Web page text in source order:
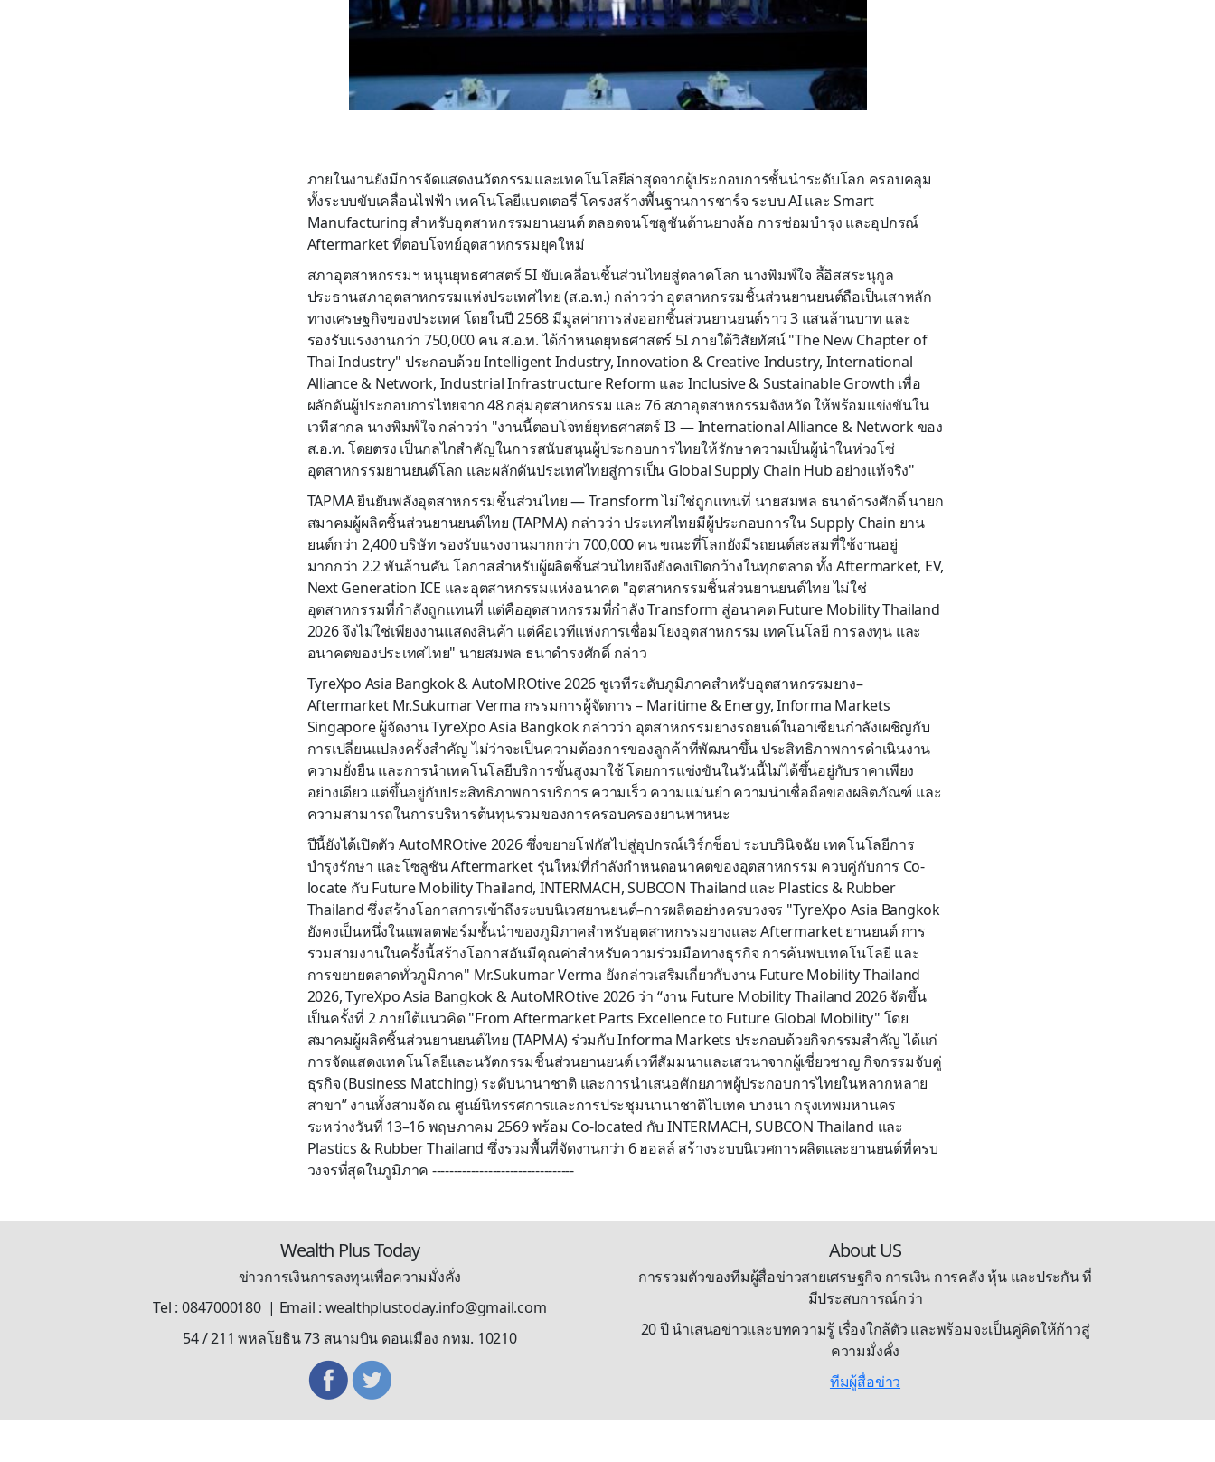
ภายในงานยังมีการจัดแสดงนวัตกรรมและเทคโนโลยีล่าสุดจากผู้ประกอบการชั้นนำระดับโลก ครอบคลุม
ทั้งระบบขับเคลื่อนไฟฟ้า เทคโนโลยีแบตเตอรี่ โครงสร้างพื้นฐานการชาร์จ ระบบ AI และ Smart
Manufacturing สำหรับอุตสาหกรรมยานยนต์ ตลอดจนโซลูชันด้านยางล้อ การซ่อมบำรุง และอุปกรณ์
Aftermarket ที่ตอบโจทย์อุตสาหกรรมยุคใหม่
สภาอุตสาหกรรมฯ หนุนยุทธศาสตร์ 5I ขับเคลื่อนชิ้นส่วนไทยสู่ตลาดโลก นางพิมพ์ใจ ลี้อิสสระนุกูล
ประธานสภาอุตสาหกรรมแห่งประเทศไทย (ส.อ.ท.) กล่าวว่า อุตสาหกรรมชิ้นส่วนยานยนต์ถือเป็นเสาหลัก
ทางเศรษฐกิจของประเทศ โดยในปี 2568 มีมูลค่าการส่งออกชิ้นส่วนยานยนต์ราว 3 แสนล้านบาท และ
รองรับแรงงานกว่า 750,000 คน ส.อ.ท. ได้กำหนดยุทธศาสตร์ 5I ภายใต้วิสัยทัศน์ "The New Chapter of
Thai Industry" ประกอบด้วย Intelligent Industry, Innovation & Creative Industry, International
Alliance & Network, Industrial Infrastructure Reform และ Inclusive & Sustainable Growth เพื่อ
ผลักดันผู้ประกอบการไทยจาก 48 กลุ่มอุตสาหกรรม และ 76 สภาอุตสาหกรรมจังหวัด ให้พร้อมแข่งขันใน
เวทีสากล นางพิมพ์ใจ กล่าวว่า "งานนี้ตอบโจทย์ยุทธศาสตร์ I3 — International Alliance & Network ของ
ส.อ.ท. โดยตรง เป็นกลไกสำคัญในการสนับสนุนผู้ประกอบการไทยให้รักษาความเป็นผู้นำในห่วงโซ่
อุตสาหกรรมยานยนต์โลก และผลักดันประเทศไทยสู่การเป็น Global Supply Chain Hub อย่างแท้จริง"
TAPMA ยืนยันพลังอุตสาหกรรมชิ้นส่วนไทย — Transform ไม่ใช่ถูกแทนที่ นายสมพล ธนาดำรงศักดิ์ นายก
สมาคมผู้ผลิตชิ้นส่วนยานยนต์ไทย (TAPMA) กล่าวว่า ประเทศไทยมีผู้ประกอบการใน Supply Chain ยาน
ยนต์กว่า 2,400 บริษัท รองรับแรงงานมากกว่า 700,000 คน ขณะที่โลกยังมีรถยนต์สะสมที่ใช้งานอยู่
มากกว่า 2.2 พันล้านคัน โอกาสสำหรับผู้ผลิตชิ้นส่วนไทยจึงยังคงเปิดกว้างในทุกตลาด ทั้ง Aftermarket, EV,
Next Generation ICE และอุตสาหกรรมแห่งอนาคต "อุตสาหกรรมชิ้นส่วนยานยนต์ไทย ไม่ใช่
อุตสาหกรรมที่กำลังถูกแทนที่ แต่คืออุตสาหกรรมที่กำลัง Transform สู่อนาคต Future Mobility Thailand
2026 จึงไม่ใช่เพียงงานแสดงสินค้า แต่คือเวทีแห่งการเชื่อมโยงอุตสาหกรรม เทคโนโลยี การลงทุน และ
อนาคตของประเทศไทย" นายสมพล ธนาดำรงศักดิ์ กล่าว
TyreXpo Asia Bangkok & AutoMROtive 2026 ชูเวทีระดับภูมิภาคสำหรับอุตสาหกรรมยาง–
Aftermarket Mr.Sukumar Verma กรรมการผู้จัดการ – Maritime & Energy, Informa Markets
Singapore ผู้จัดงาน TyreXpo Asia Bangkok กล่าวว่า อุตสาหกรรมยางรถยนต์ในอาเซียนกำลังเผชิญกับ
การเปลี่ยนแปลงครั้งสำคัญ ไม่ว่าจะเป็นความต้องการของลูกค้าที่พัฒนาขึ้น ประสิทธิภาพการดำเนินงาน
ความยั่งยืน และการนำเทคโนโลยีบริการขั้นสูงมาใช้ โดยการแข่งขันในวันนี้ไม่ได้ขึ้นอยู่กับราคาเพียง
อย่างเดียว แต่ขึ้นอยู่กับประสิทธิภาพการบริการ ความเร็ว ความแม่นยำ ความน่าเชื่อถือของผลิตภัณฑ์ และ
ความสามารถในการบริหารต้นทุนรวมของการครอบครองยานพาหนะ
ปีนี้ยังได้เปิดตัว AutoMROtive 2026 ซึ่งขยายโฟกัสไปสู่อุปกรณ์เวิร์กช็อป ระบบวินิจฉัย เทคโนโลยีการ
บำรุงรักษา และโซลูชัน Aftermarket รุ่นใหม่ที่กำลังกำหนดอนาคตของอุตสาหกรรม ควบคู่กับการ Co-
locate กับ Future Mobility Thailand, INTERMACH, SUBCON Thailand และ Plastics & Rubber
Thailand ซึ่งสร้างโอกาสการเข้าถึงระบบนิเวศยานยนต์–การผลิตอย่างครบวงจร "TyreXpo Asia Bangkok
ยังคงเป็นหนึ่งในแพลตฟอร์มชั้นนำของภูมิภาคสำหรับอุตสาหกรรมยางและ Aftermarket ยานยนต์ การ
รวมสามงานในครั้งนี้สร้างโอกาสอันมีคุณค่าสำหรับความร่วมมือทางธุรกิจ การค้นพบเทคโนโลยี และ
การขยายตลาดทั่วภูมิภาค" Mr.Sukumar Verma ยังกล่าวเสริมเกี่ยวกับงาน Future Mobility Thailand
2026, TyreXpo Asia Bangkok & AutoMROtive 2026 ว่า “งาน Future Mobility Thailand 2026 จัดขึ้น
เป็นครั้งที่ 2 ภายใต้แนวคิด "From Aftermarket Parts Excellence to Future Global Mobility" โดย
สมาคมผู้ผลิตชิ้นส่วนยานยนต์ไทย (TAPMA) ร่วมกับ Informa Markets ประกอบด้วยกิจกรรมสำคัญ ได้แก่
การจัดแสดงเทคโนโลยีและนวัตกรรมชิ้นส่วนยานยนต์ เวทีสัมมนาและเสวนาจากผู้เชี่ยวชาญ กิจกรรมจับคู่
ธุรกิจ (Business Matching) ระดับนานาชาติ และการนำเสนอศักยภาพผู้ประกอบการไทยในหลากหลาย
สาขา” งานทั้งสามจัด ณ ศูนย์นิทรรศการและการประชุมนานาชาติไบเทค บางนา กรุงเทพมหานคร
ระหว่างวันที่ 13–16 พฤษภาคม 2569 พร้อม Co-located กับ INTERMACH, SUBCON Thailand และ
Plastics & Rubber Thailand ซึ่งรวมพื้นที่จัดงานกว่า 6 ฮอลล์ สร้างระบบนิเวศการผลิตและยานยนต์ที่ครบ
วงจรที่สุดในภูมิภาค ---------------------------------
Wealth Plus Today
ข่าวการเงินการลงทุนเพื่อความมั่งคั่ง
Tel : 0847000180 | Email : wealthplustoday.info@gmail.com
54 / 211 พหลโยธิน 73 สนามบิน ดอนเมือง กทม. 10210
About US
การรวมตัวของทีมผู้สื่อข่าวสายเศรษฐกิจ การเงิน การคลัง หุ้น และประกัน ที่
มีประสบการณ์กว่า
20 ปี นำเสนอข่าวและบทความรู้ เรื่องใกล้ตัว และพร้อมจะเป็นคู่คิดให้ก้าวสู่
ความมั่งคั่ง
ทีมผู้สื่อข่าว